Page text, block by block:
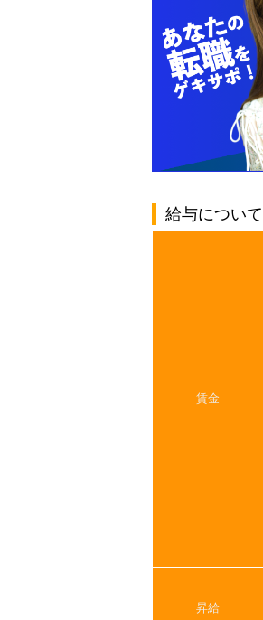
給与について
賃金
昇給